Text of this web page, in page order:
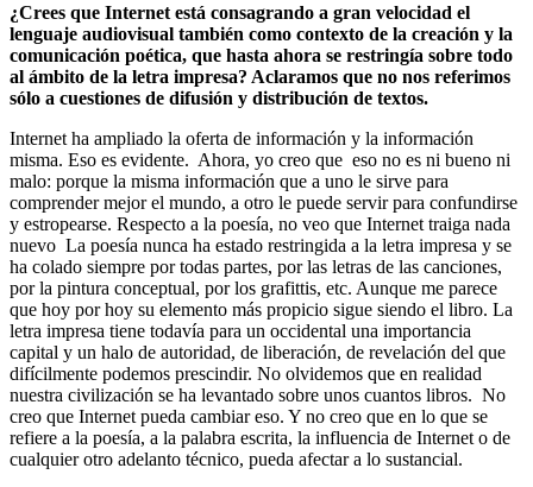
¿Crees que Internet está consagrando a gran velocidad el
lenguaje audiovisual también como contexto de la creación y la
comunicación poética, que hasta ahora se restringía sobre todo
al ámbito de la letra impresa? Aclaramos que no nos referimos
sólo a cuestiones de difusión y distribución de textos.
Internet ha ampliado la oferta de información y la información
misma. Eso es evidente. Ahora, yo creo que eso no es ni bueno ni
malo: porque la misma información que a uno le sirve para
comprender mejor el mundo, a otro le puede servir para confundirse
y estropearse. Respecto a la poesía, no veo que Internet traiga nada
nuevo La poesía nunca ha estado restringida a la letra impresa y se
ha colado siempre por todas partes, por las letras de las canciones,
por la pintura conceptual, por los grafittis, etc. Aunque me parece
que hoy por hoy su elemento más propicio sigue siendo el libro. La
letra impresa tiene todavía para un occidental una importancia
capital y un halo de autoridad, de liberación, de revelación del que
difícilmente podemos prescindir. No olvidemos que en realidad
nuestra civilización se ha levantado sobre unos cuantos libros. No
creo que Internet pueda cambiar eso. Y no creo que en lo que se
refiere a la poesía, a la palabra escrita, la influencia de Internet o de
cualquier otro adelanto técnico, pueda afectar a lo sustancial.